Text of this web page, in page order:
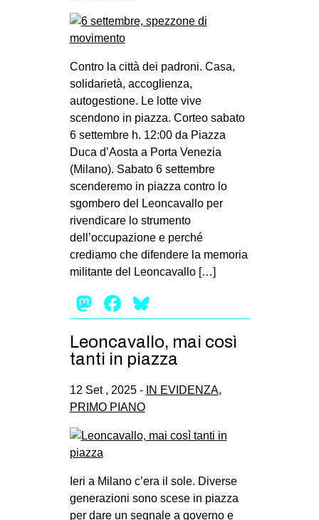
Contro la città dei padroni. Casa,
solidarietà, accoglienza,
autogestione. Le lotte vive
scendono in piazza. Corteo sabato
6 settembre h. 12:00 da Piazza
Duca d’Aosta a Porta Venezia
(Milano). Sabato 6 settembre
scenderemo in piazza contro lo
sgombero del Leoncavallo per
rivendicare lo strumento
dell’occupazione e perché
crediamo che difendere la memoria
militante del Leoncavallo […]
Mastodon
Facebook
Leoncavallo, mai così
tanti in piazza
12 Set , 2025 - IN EVIDENZA,
PRIMO PIANO
Ieri a Milano c’era il sole. Diverse
generazioni sono scese in piazza
per dare un segnale a governo e